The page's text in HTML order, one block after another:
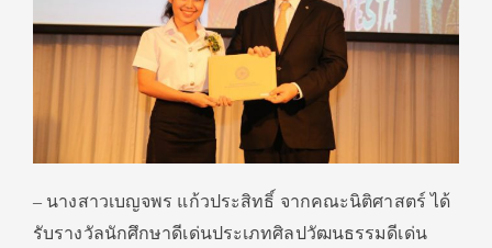
– นางสาวเบญจพร แก้วประสิทธิ์ จากคณะนิติศาสตร์ ได้
รับรางวัลนักศึกษาดีเด่นประเภทศิลปวัฒนธรรมดีเด่น